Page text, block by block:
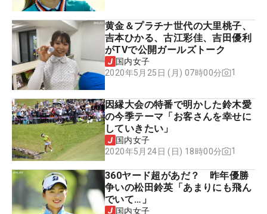
黄金＆プラチナ世代の大里桃子、
吉本ひかる、古江彩佳、吉田優利
がTVで公開ガールズトーク
国内女子
2020年5月25日 (月) 07時00分
1
因縁大会の特番で明かした鈴木愛
の今季テーマ「お客さんを幸せに
していきたい」
国内女子
2020年5月24日 (日) 18時00分
1
360ヤード超があだ？ 昨年優勝
争いの松田鈴英「あまりにも飛ん
でいて…」
国内女子